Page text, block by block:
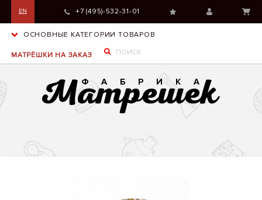
EN +7 (495)-532-31-01
ОСНОВНЫЕ КАТЕГОРИИ ТОВАРОВ
МАТРЁШКИ НА ЗАКАЗ